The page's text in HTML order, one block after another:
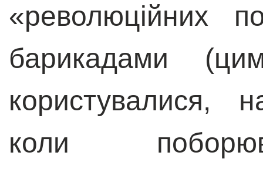
«революційних
барикадами
користувалися,
коли